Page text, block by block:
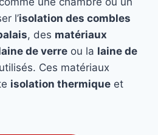
l’isolation des combles
, des matériaux
de verre ou la laine de
Ces matériaux
isolation thermique et